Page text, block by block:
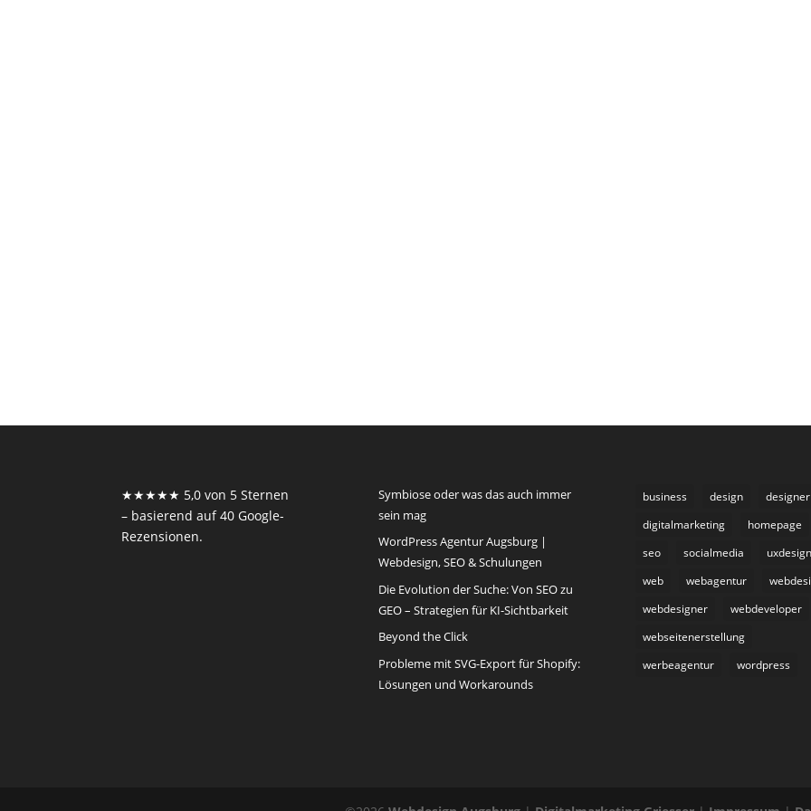
★★★★★ 5,0 von 5 Sternen
– basierend auf 40 Google-
Rezensionen.
Symbiose oder was das auch immer
sein mag
WordPress Agentur Augsburg |
Webdesign, SEO & Schulungen
Die Evolution der Suche: Von SEO zu
GEO – Strategien für KI-Sichtbarkeit
Beyond the Click
Probleme mit SVG-Export für Shopify:
Lösungen und Workarounds
business design
designer
digitalmarketing
homepage
seo
socialmedia
uxdesign
web
webagentur
webdesigner
webdeveloper
webseitenerstellung
werbeagentur
wordpress